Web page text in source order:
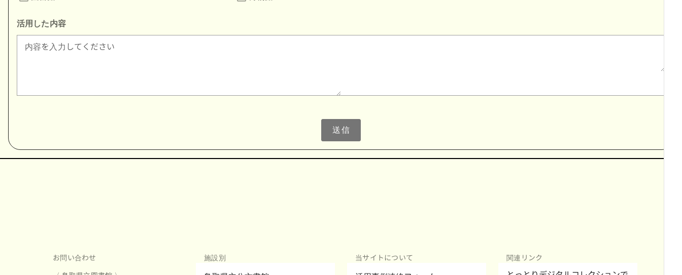
活用した内容
内容を入力してください
送信
お問い合わせ 施設別 当サイトについて 関連リンク